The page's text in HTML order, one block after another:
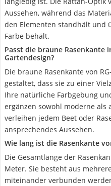
Aussehen, während das
den Elementen standhält und
Farbe behält.
Passt die braune Rasenkante
Gartendesign?
Die braune Rasenkante von
gestaltet, dass sie zu einer
Ihre natürliche Farbgebung
ergänzen sowohl moderne
verleihen jedem Beet oder
ansprechendes Aussehen.
Wie lang ist die Rasenkante
Die Gesamtlänge der
Meter. Sie besteht aus
miteinander verbunden